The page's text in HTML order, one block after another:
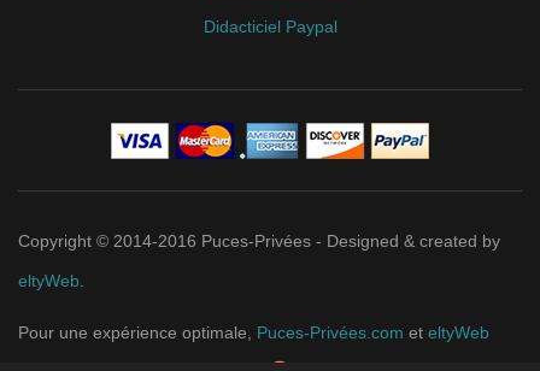
Didacticiel Paypal
Copyright © 2014-2016 Puces-Privées - Designed & created by
eltyWeb
Pour une expérience optimale, Puces-Privées.com et eltyWeb